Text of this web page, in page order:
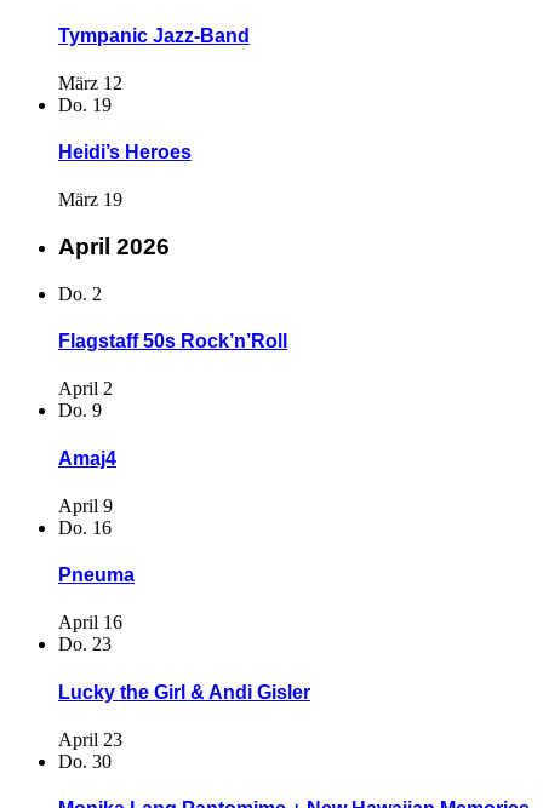
Tympanic Jazz-Band
März 12
Do. 19
Heidi’s Heroes
März 19
April 2026
Do. 2
Flagstaff 50s Rock’n’Roll
April 2
Do. 9
Amaj4
April 9
Do. 16
Pneuma
April 16
Do. 23
Lucky the Girl & Andi Gisler
April 23
Do. 30